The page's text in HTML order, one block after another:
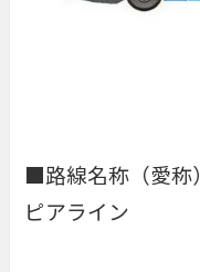
■路線名称（愛称）
ピアライン